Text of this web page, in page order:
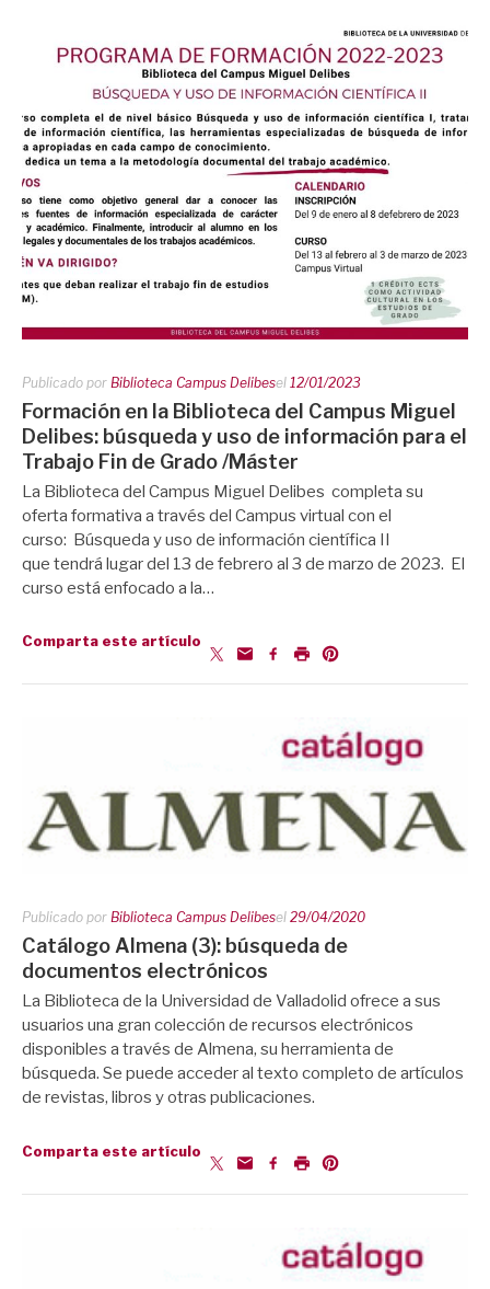
Publicado por Biblioteca Campus Delibesel 12/01/2023
Formación en la Biblioteca del Campus Miguel
Delibes: búsqueda y uso de información para el
Trabajo Fin de Grado /Máster
La Biblioteca del Campus Miguel Delibes completa su
oferta formativa a través del Campus virtual con el
curso: Búsqueda y uso de información científica II
que tendrá lugar del 13 de febrero al 3 de marzo de 2023. El
curso está enfocado a la…
Comparta este artículo
Publicado por Biblioteca Campus Delibesel 29/04/2020
Catálogo Almena (3): búsqueda de
documentos electrónicos
La Biblioteca de la Universidad de Valladolid ofrece a sus
usuarios una gran colección de recursos electrónicos
disponibles a través de Almena, su herramienta de
búsqueda. Se puede acceder al texto completo de artículos
de revistas, libros y otras publicaciones.
Comparta este artículo